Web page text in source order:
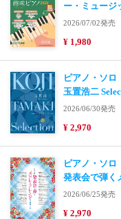
ー・ミュージ
2026/07/02発売
¥ 1,980
ピアノ・ソロ
玉置浩二
2026/06/30発売
¥ 2,970
ピアノ・ソロ
発表会で弾く
2026/06/25発売
¥ 2,970